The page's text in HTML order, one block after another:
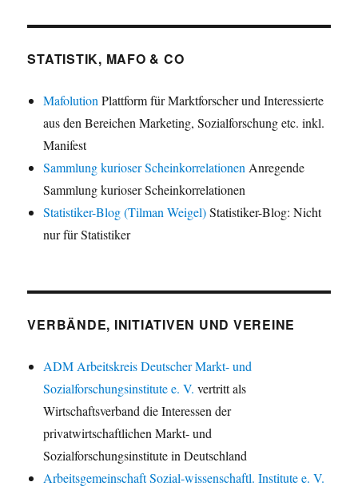
STATISTIK, MAFO & CO
Mafolution Plattform für Marktforscher und Interessierte
aus den Bereichen Marketing, Sozialforschung etc. inkl.
Manifest
Sammlung kurioser Scheinkorrelationen Anregende
Sammlung kurioser Scheinkorrelationen
Statistiker-Blog (Tilman Weigel)Statistiker-Blog: Nicht
nur für Statistiker
VERBÄNDE, INITIATIVEN UND VEREINE
ADM Arbeitskreis Deutscher Markt- und
Sozialforschungsinstitute e. V. vertritt als
Wirtschaftsverband die Interessen der
privatwirtschaftlichen Markt- und
Sozialforschungsinstitute in Deutschland
Arbeitsgemeinschaft Sozial-wissenschaftl. Institute e. V.